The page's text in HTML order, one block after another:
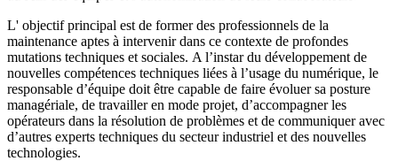
L' objectif principal est de former des professionnels de la
maintenance aptes à intervenir dans ce contexte de profondes
mutations techniques et sociales. A l’instar du développement de
nouvelles compétences techniques liées à l’usage du numérique, le
responsable d’équipe doit être capable de faire évoluer sa posture
managériale, de travailler en mode projet, d’accompagner les
opérateurs dans la résolution de problèmes et de communiquer avec
d’autres experts techniques du secteur industriel et des nouvelles
technologies.